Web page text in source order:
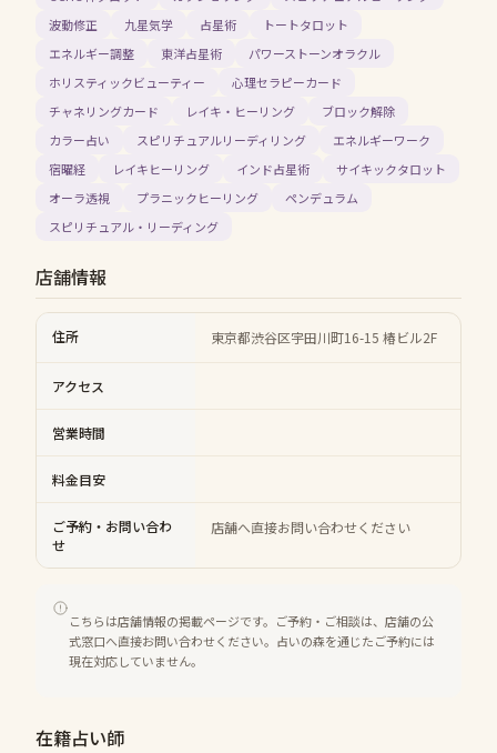
波動修正
九星気学 占星術
トートタロット
エネルギー調整
東洋占星術
パワーストーンオラクル
ホリスティックビューティー
心理セラピーカード
チャネリングカード
レイキ・ヒーリング
ブロック解除
カラー占い
スピリチュアルリーディリング
エネルギーワーク
宿曜経
レイキヒーリング インド占星術
サイキックタロット
オーラ透視
プラニックヒーリング
ペンデュラム
スピリチュアル・リーディング
店舗情報
住所 東京都渋谷区宇田川町16-15 椿ビル2F
アクセス
営業時間
料金目安
ご予約・お問い合わ
せ
店舗へ直接お問い合わせください
こちらは店舗情報の掲載ページです。ご予約・ご相談は、店舗の公
式窓口へ直接お問い合わせください。占いの森を通じたご予約には
現在対応していません。
在籍占い師